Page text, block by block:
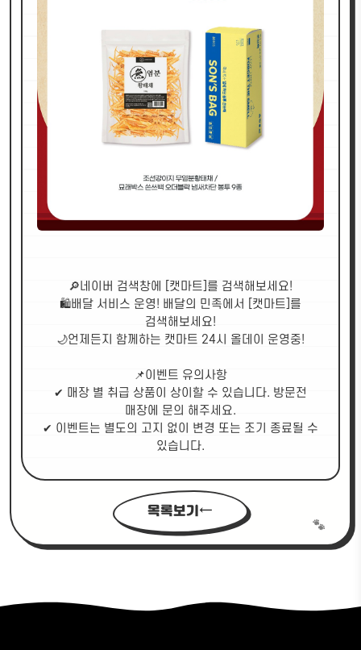
🔎네이버 검색창에 [캣마트]를 검색해보세요!
🛍배달 서비스 운영! 배달의 민족에서 [캣마트]를
검색해보세요!
🌙언제든지 함께하는 캣마트 24시 올데이 운영중!
📌이벤트 유의사항
✔ 매장 별 취급 상품이 상이할 수 있습니다. 방문전
매장에 문의 해주세요.
✔ 이벤트는 별도의 고지 없이 변경 또는 조기 종료될 수
있습니다.
목록보기